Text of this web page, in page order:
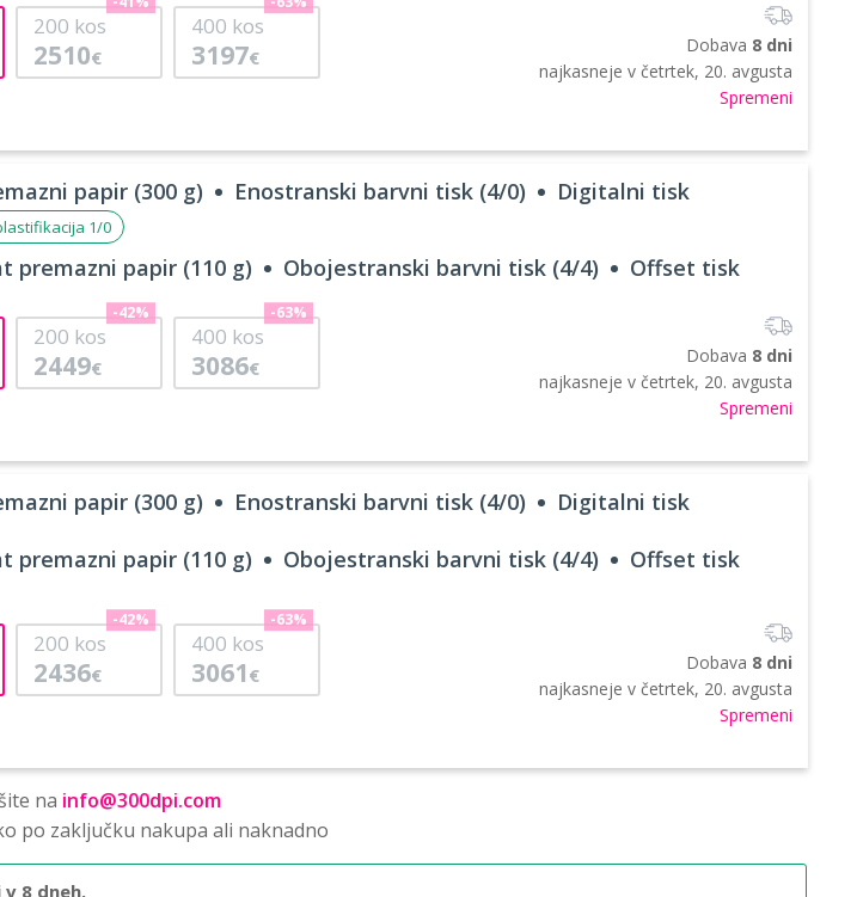
200 kos
2510€
400 kos
3197€
Dobava 8 dni
najkasneje v četrtek, 20. avgusta
Spremeni
papir (300 g) Enostranski barvni tisk (4/0) Digitalni tisk
1/0
premazni papir (110 g) Obojestranski barvni tisk (4/4) Offset tisk
200 kos
2449€
-42%
400 kos
3086€
-63%
Dobava 8 dni
najkasneje v četrtek, 20. avgusta
Spremeni
papir (300 g) Enostranski barvni tisk (4/0) Digitalni tisk
premazni papir (110 g) Obojestranski barvni tisk (4/4) Offset tisk
200 kos
2436€
-42%
400 kos
3061 €
-63%
Dobava 8 dni
najkasneje v četrtek, 20. avgusta
Spremeni
na info@300dpi.com
po zaključku nakupa ali naknadno
8 dneh.